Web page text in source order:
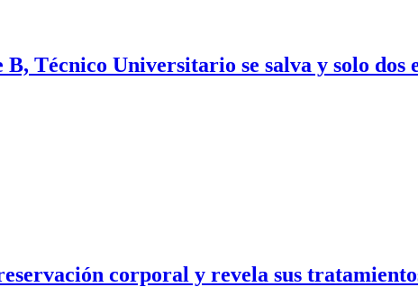
Técnico Universitario se salva y solo dos
corporal y revela sus